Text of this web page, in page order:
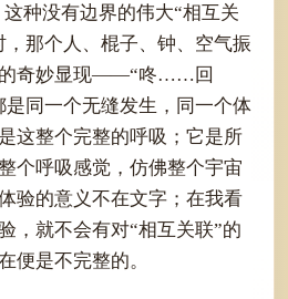
种没有边界的伟大“相互关
那个人、棍子、钟、空气振
的奇妙显现——“咚……回
一个无缝发生，同一个体
这整个完整的呼吸；它是所
个呼吸感觉，仿佛整个宇宙
验的意义不在文字；在我看
，就不会有对“相互关联”的
便是不完整的。